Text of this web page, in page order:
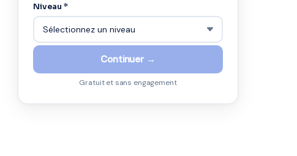
Niveau *
Continuer →
Gratuit et sans engagement